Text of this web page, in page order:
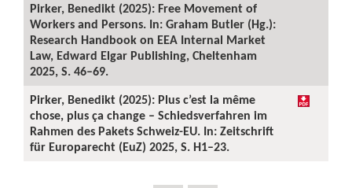
Pirker, Benedikt (2025): Free Movement of
Workers and Persons. In: Graham Butler (Hg.):
Research Handbook on EEA Internal Market
Law, Edward Elgar Publishing, Cheltenham
2025, S. 46–69.
Pirker, Benedikt (2025): Plus c’est la même
chose, plus ça change – Schiedsverfahren im
Rahmen des Pakets Schweiz-EU. In: Zeitschrift
für Europarecht (EuZ) 2025, S. H1–23.